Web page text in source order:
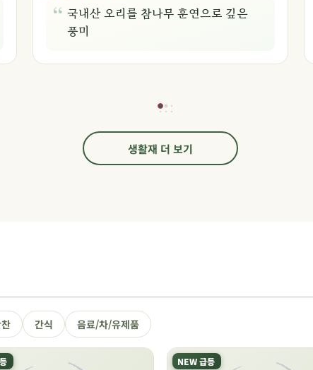
국내산 오리를 참나무 훈연으로 깊은
풍미
생활재 더 보기
간식 음료/차/유제품
NEW 급등